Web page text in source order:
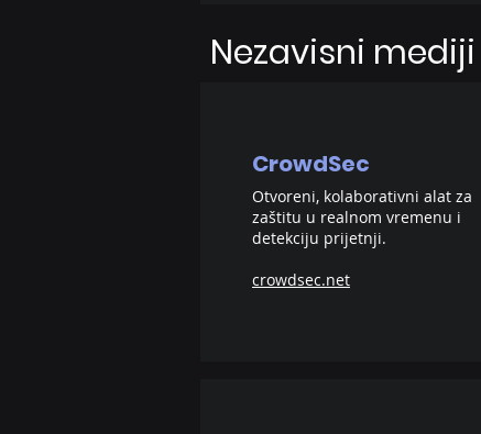
Nezavisni mediji
CrowdSec
Otvoreni, kolaborativni alat za
zaštitu u realnom vremenu i
detekciju prijetnji.
crowdsec.net